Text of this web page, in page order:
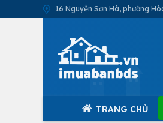
16 Nguyễn Sơn Hà, phường
TRANG CHỦ